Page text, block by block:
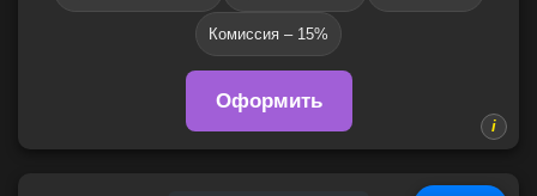
Комиссия – 15%
Оформить